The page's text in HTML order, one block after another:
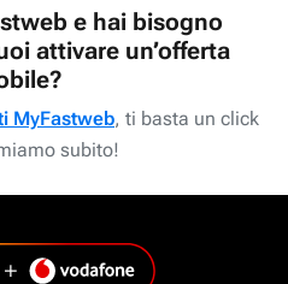
e hai bisogno
attivare un’offerta
MyFastweb, ti basta un click
subito!